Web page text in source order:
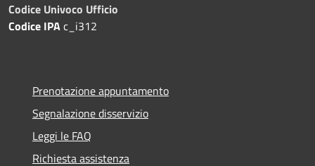
Codice Univoco Ufficio
Codice IPAc_i312
Prenotazione appuntamento
Segnalazione disservizio
Leggi le FAQ
Richiesta assistenza